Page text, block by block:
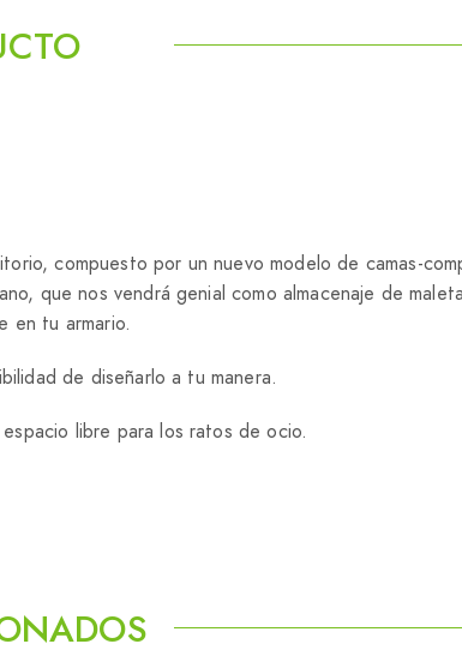
compuesto por un nuevo modelo de camas-
que nos vendrá genial como almacenaje de
en tu armario.
de diseñarlo a tu manera.
libre para los ratos de ocio.